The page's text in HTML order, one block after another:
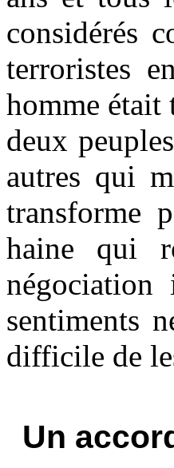
considérés
terroristes
homme était
deux
autres qui
transforme
haine qui
sentiments
difficile de
Un